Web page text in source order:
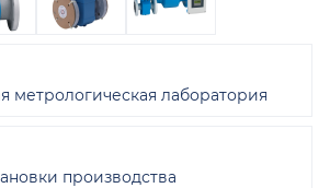
метрологическая лаборатория
производства